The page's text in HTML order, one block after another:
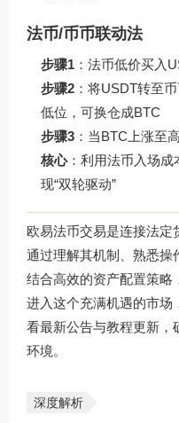
法币/币币联动法
步骤1 ：法币低价买入
步骤2 ：将USDT转至
低位，可换仓成BTC
步骤3 ：当BTC上涨至
核心：利用法币入场成
现“双轮驱动”
欧易法币交易是连接法定
通过理解其机制、熟悉操
结合高效的资产配置策略
进入这个充满机遇的市场
看最新公告与教程更新，
环境。
深度解析